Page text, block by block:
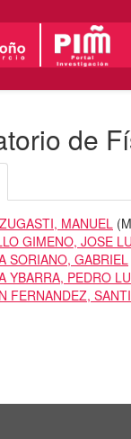
de
MANUEL (
GIMENO, JOSE
SORIANO, GABRIEL
YBARRA, PEDRO
FERNANDEZ,